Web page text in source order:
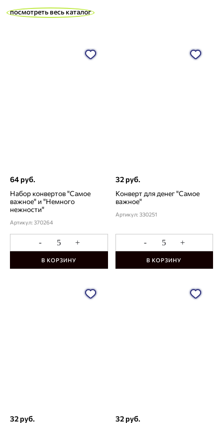
посмотреть весь каталог
64 руб.
Набор конвертов "Самое
важное" и "Немного
нежности"
Артикул: 370264
- +
В КОРЗИНУ
32 руб.
Конверт для денег "Самое
важное"
Артикул: 330251
- +
В КОРЗИНУ
32 руб. 32 руб.